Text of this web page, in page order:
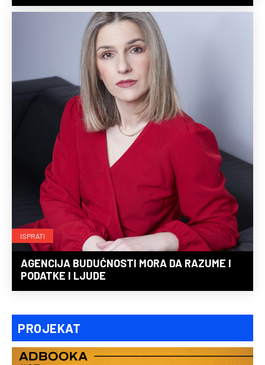
ISPRATI
AGENCIJA BUDUĆNOSTI MORA DA RAZUME I
PODATKE I LJUDE
PROJEKAT